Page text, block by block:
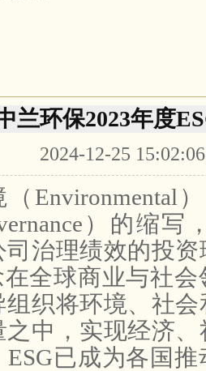
兰环保2023年度
2024-12-25
（Environmental
）的缩写
治理绩效的投
在全球商业与社
织将环境、社
中，实现经济
ESG已成为各国